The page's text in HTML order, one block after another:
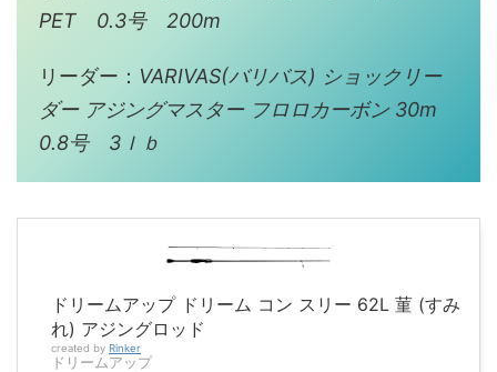
PET 0.3号 200m
リーダー： VARIVAS(バリバス) ショックリー
ダー アジングマスター フロロカーボン 30m
0.8号 3ｌｂ
ドリームアップ ドリーム コン スリー 62L 菫 (すみ
れ) アジングロッド
created by Rinker
ドリームアップ